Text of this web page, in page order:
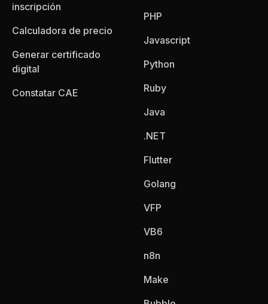
inscripción
Calculadora de precio
Generar certificado
digital
Constatar CAE
PHP
Javascript
Python
Ruby
Java
.NET
Flutter
Golang
VFP
VB6
n8n
Make